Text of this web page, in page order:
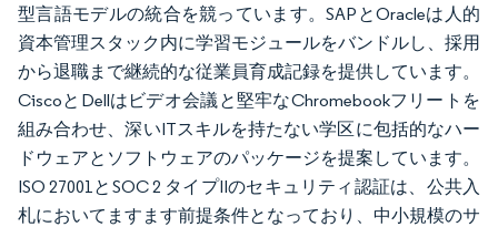
型言語モデルの統合を競っています。SAPとOracleは人的
資本管理スタック内に学習モジュールをバンドルし、採用
から退職まで継続的な従業員育成記録を提供しています。
CiscoとDellはビデオ会議と堅牢なChromebookフリートを
組み合わせ、深いITスキルを持たない学区に包括的なハー
ドウェアとソフトウェアのパッケージを提案しています。
ISO 27001とSOC 2 タイプIIのセキュリティ認証は、公共入
札においてますます前提条件となっており、中小規模のサ